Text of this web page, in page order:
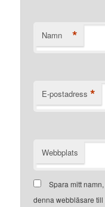
Namn *
E-postadress *
Webbplats
Spara mitt
denna webbläsare till